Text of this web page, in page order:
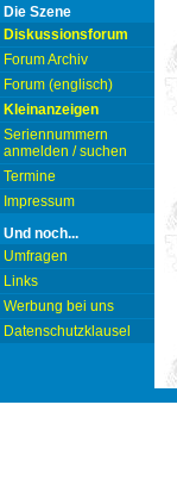
Die Szene
Diskussionsforum
Forum Archiv
Forum (englisch)
Kleinanzeigen
Seriennummern
anmelden / suchen
Termine
Impressum
Und noch...
Umfragen
Links
Werbung bei uns
Datenschutzklausel